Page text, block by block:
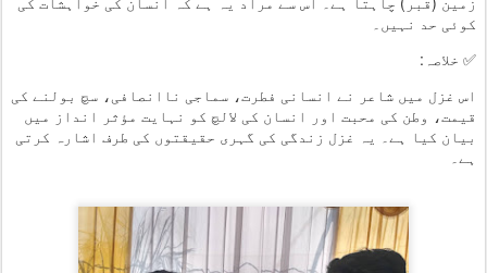
کوئی حد نہیں۔
✅ خلاصہ:
اس غزل میں شاعر نے انسانی فطرت، سماجی ناانصافی، سچ بولنے کی
قیمت، وطن کی محبت اور انسان کی لالچ کو نہایت مؤثر انداز میں
بیان کیا ہے۔ یہ غزل زندگی کی گہری حقیقتوں کی طرف اشارہ کرتی
ہے۔